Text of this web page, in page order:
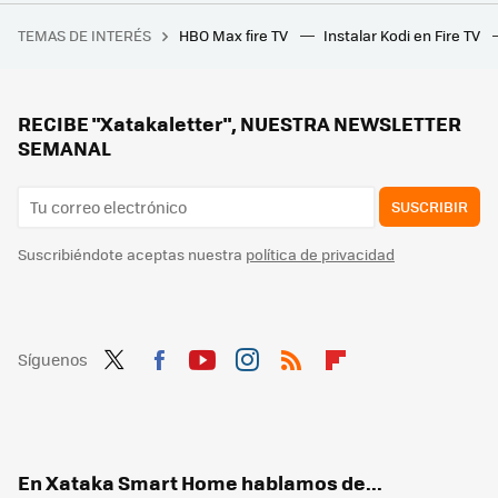
Decora tus paredes y disfruta de tu música favorita con este panel de Ikea con altavoz WiFi de gran calidad
Encontrar el PC perfecto para ejecutar Excel: así lo consiguió este experto y esta es su inesperada conclusión
TEMAS DE INTERÉS HBO Max fire TV Instalar Kodi en Fire TV
RECIBE "Xatakaletter", NUESTRA NEWSLETTER
SEMANAL
SUSCRIBIR
Suscribiéndote aceptas nuestra política de privacidad
Síguenos
En Xataka Smart Home hablamos de...